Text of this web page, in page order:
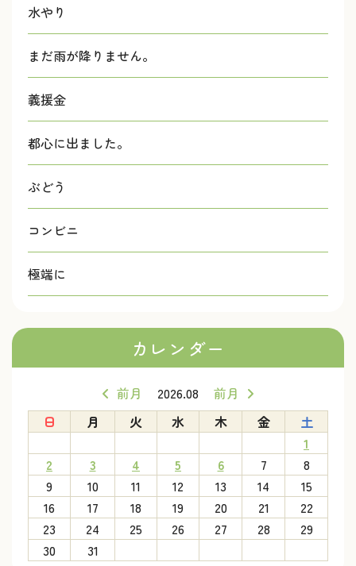
水やり
まだ雨が降りません。
義援金
都心に出ました。
ぶどう
コンビニ
極端に
カレンダー
前月 2026.08
前月
日
月 火 水 木 金
土
1
2
3 4 5 6 7
8
9
10 11 12 13 14
15
16
17 18 19 20 21
22
23
24 25 26 27 28
29
30
31